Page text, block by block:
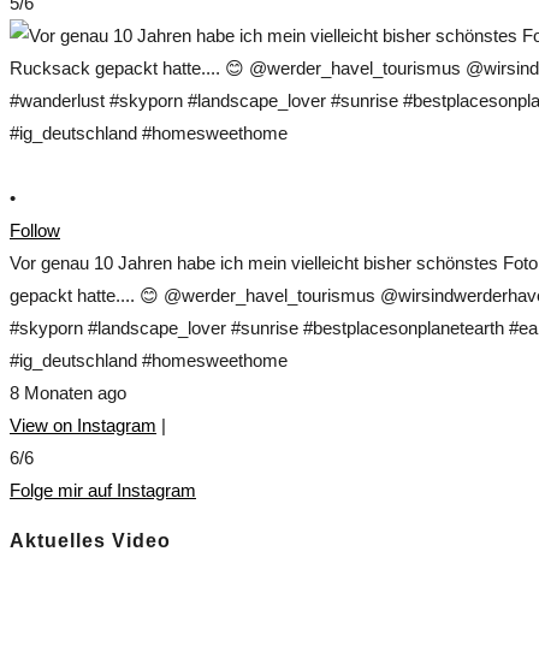
•
Follow
Vor genau 10 Jahren habe ich mein vielleicht bisher schönstes
gepackt hatte.... 😊 @werder_havel_tourismus
#skyporn #landscape_lover #sunrise #bestplacesonplanetearth
#ig_deutschland #homesweethome
8 Monaten ago
View on Instagram |
6/6
Folge mir auf Instagram
Aktuelles Video